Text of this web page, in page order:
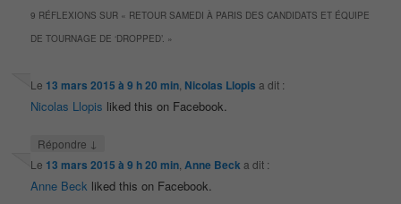
9 RÉFLEXIONS SUR « RETOUR SAMEDI À PARIS DES CANDIDATS ET ÉQUIPE
DE TOURNAGE DE ‘DROPPED’. »
Le 13 mars 2015 à 9 h 20 min Nicolas Llopis a dit :
Nicolas Llopis liked this on Facebook.
Répondre ↓
Le 13 mars 2015 à 9 h 20 min Anne Becka dit :
Anne Beck liked this on Facebook.